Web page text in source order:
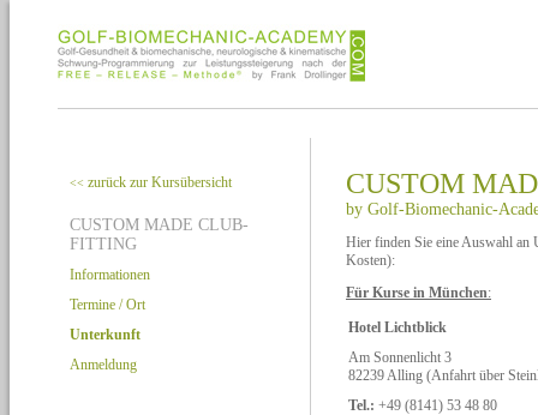
<< zurück zur Kursübersicht
CUSTOM MADE CLUB-
FITTING
Informationen
Termine / Ort
Unterkunft
Anmeldung
CUSTOM
by Golf-Biomechanic-
Hier finden Sie eine Auswahl an
Kosten):
Für Kurse in München:
Hotel Lichtblick
Am Sonnenlicht 3
82239 Alling (Anfahrt über
Tel.: +49 (8141) 53 48 80